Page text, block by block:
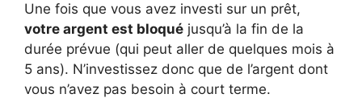
Une fois que vous avez investi sur un prêt,
votre argent est bloqué jusqu’à la fin de la
durée prévue (qui peut aller de quelques mois à
5 ans). N’investissez donc que de l’argent dont
vous n’avez pas besoin à court terme.